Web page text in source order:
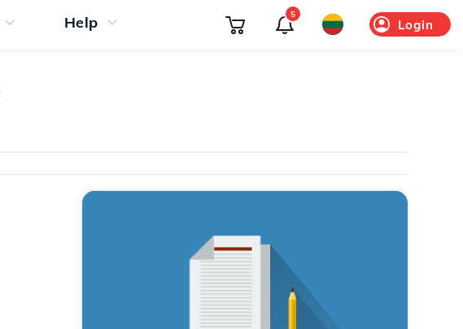
Help Login
5